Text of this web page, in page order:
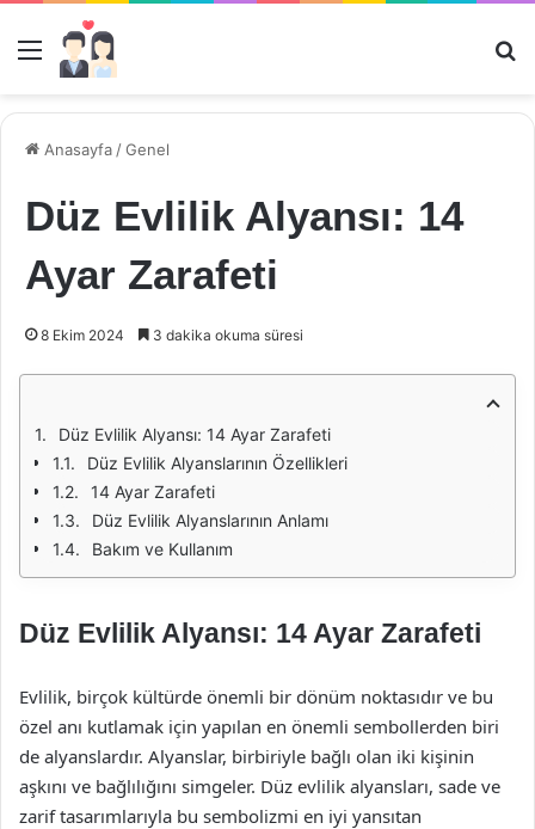
Menü
Anasayfa /Genel
Düz Evlilik Alyansı: 14
Ayar Zarafeti
8 Ekim 2024 3 dakika okuma süresi
Düz Evlilik Alyansı: 14 Ayar Zarafeti
Düz Evlilik Alyanslarının Özellikleri
14 Ayar Zarafeti
Düz Evlilik Alyanslarının Anlamı
Bakım ve Kullanım
Düz Evlilik Alyansı: 14 Ayar Zarafeti
Evlilik, birçok kültürde önemli bir dönüm noktasıdır ve bu
özel anı kutlamak için yapılan en önemli sembollerden biri
de alyanslardır. Alyanslar, birbiriyle bağlı olan iki kişinin
aşkını ve bağlılığını simgeler. Düz evlilik alyansları, sade ve
zarif tasarımlarıyla bu sembolizmi en iyi yansıtan